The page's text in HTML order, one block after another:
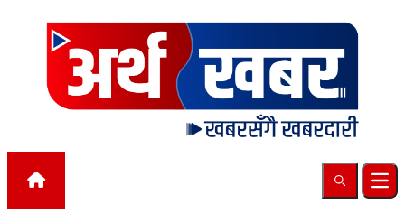
Skip to content
Search